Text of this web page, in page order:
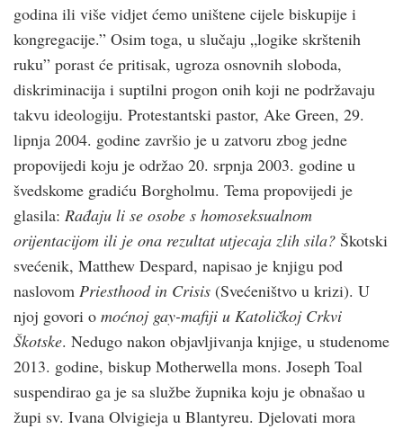
godina ili više vidjet ćemo uništene cijele biskupije i
kongregacije.” Osim toga, u slučaju „logike skrštenih
ruku” porast će pritisak, ugroza osnovnih sloboda,
diskriminacija i suptilni progon onih koji ne podržavaju
takvu ideologiju. Protestantski pastor, Ake Green, 29.
lipnja 2004. godine završio je u zatvoru zbog jedne
propovijedi koju je održao 20. srpnja 2003. godine u
švedskome gradiću Borgholmu. Tema propovijedi je
glasila: Rađaju li se osobe s homoseksualnom
orijentacijom ili je ona rezultat utjecaja zlih sila? Škotski
svećenik, Matthew Despard, napisao je knjigu pod
naslovom Priesthood in Crisis (Svećeništvo u krizi). U
njoj govori o moćnoj gay-mafiji u Katoličkoj Crkvi
Škotske. Nedugo nakon objavljivanja knjige, u studenome
2013. godine, biskup Motherwella mons. Joseph Toal
suspendirao ga je sa službe župnika koju je obnašao u
župi sv. Ivana Olvigieja u Blantyreu. Djelovati mora